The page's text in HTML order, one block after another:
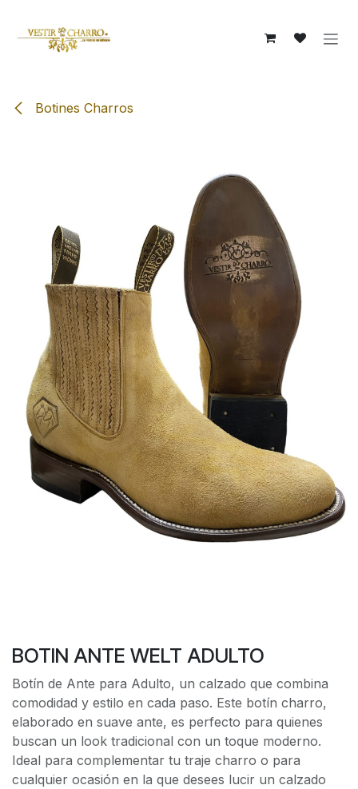
Botines Charros
BOTIN ANTE WELT ADULTO
Botín de Ante para Adulto, un calzado que combina
comodidad y estilo en cada paso. Este botín charro,
elaborado en suave ante, es perfecto para quienes
buscan un look tradicional con un toque moderno.
Ideal para complementar tu traje charro o para
cualquier ocasión en la que desees lucir un calzado